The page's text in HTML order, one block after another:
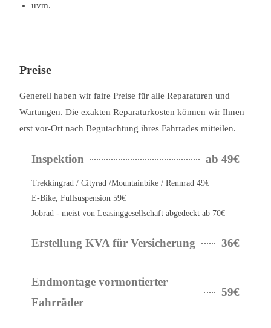
uvm.
Preise
Generell haben wir faire Preise für alle Reparaturen und
Wartungen. Die exakten Reparaturkosten können wir Ihnen
erst vor-Ort nach Begutachtung ihres Fahrrades mitteilen.
Inspektion ab 49€
Trekkingrad / Cityrad /Mountainbike / Rennrad 49€
E-Bike, Fullsuspension 59€
Jobrad - meist von Leasinggesellschaft abgedeckt ab 70€
Erstellung KVA für Versicherung 36€
Endmontage vormontierter
Fahrräder
59€